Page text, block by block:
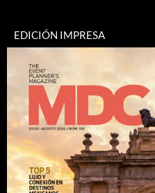
EDICIÓN IMPRESA